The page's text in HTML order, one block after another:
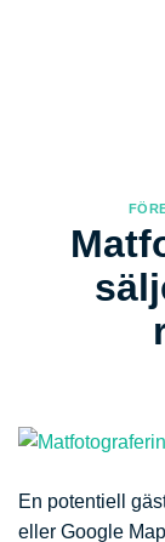
En potentiell
eller Google